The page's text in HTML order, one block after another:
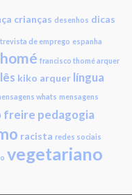
crianças desenhos dicas
de emprego espanha
francisco thomé arquer
kiko arquer língua
whats mensagens
freire pedagogia
racista redes sociais
vegetariano